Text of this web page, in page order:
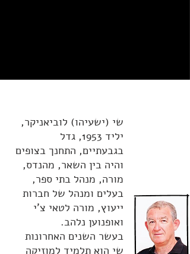
שי (ישעיהו) לוביאניקר,
יליד 1953, גדל
בגבעתיים, התחנך בצופים
והיה בין השאר, מהנדס,
מורה, מנהל בתי ספר,
בעלים ומנהל של חברות
ייעוץ, מורה לטאי צ'י
ואופנוען נלהב.
בעשר השנים האחרונות
שי הוא תלמיד למוזיקה